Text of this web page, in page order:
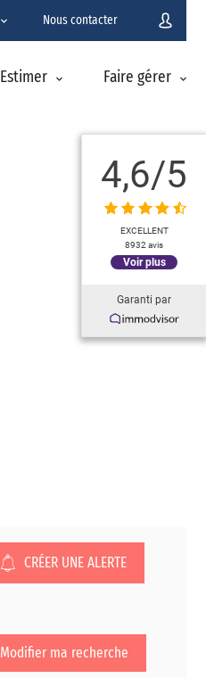
Estimer Faire gérer
Nous contacter
4,6/5
EXCELLENT
8932 avis
Voir plus
Garanti par
CRÉER UNE ALERTE
Modifier ma recherche